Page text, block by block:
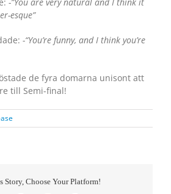
esque”
-“You’re funny, and I think you’re
de fyra domarna unisont att
till Semi-final!
Story, Choose Your Platform!